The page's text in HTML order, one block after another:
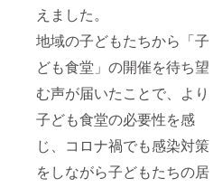
えました。
地域の子どもたちから「子
ども食堂」の開催を待ち望
む声が届いたことで、より
子ども食堂の必要性を感
じ、コロナ禍でも感染対策
をしながら子どもたちの居